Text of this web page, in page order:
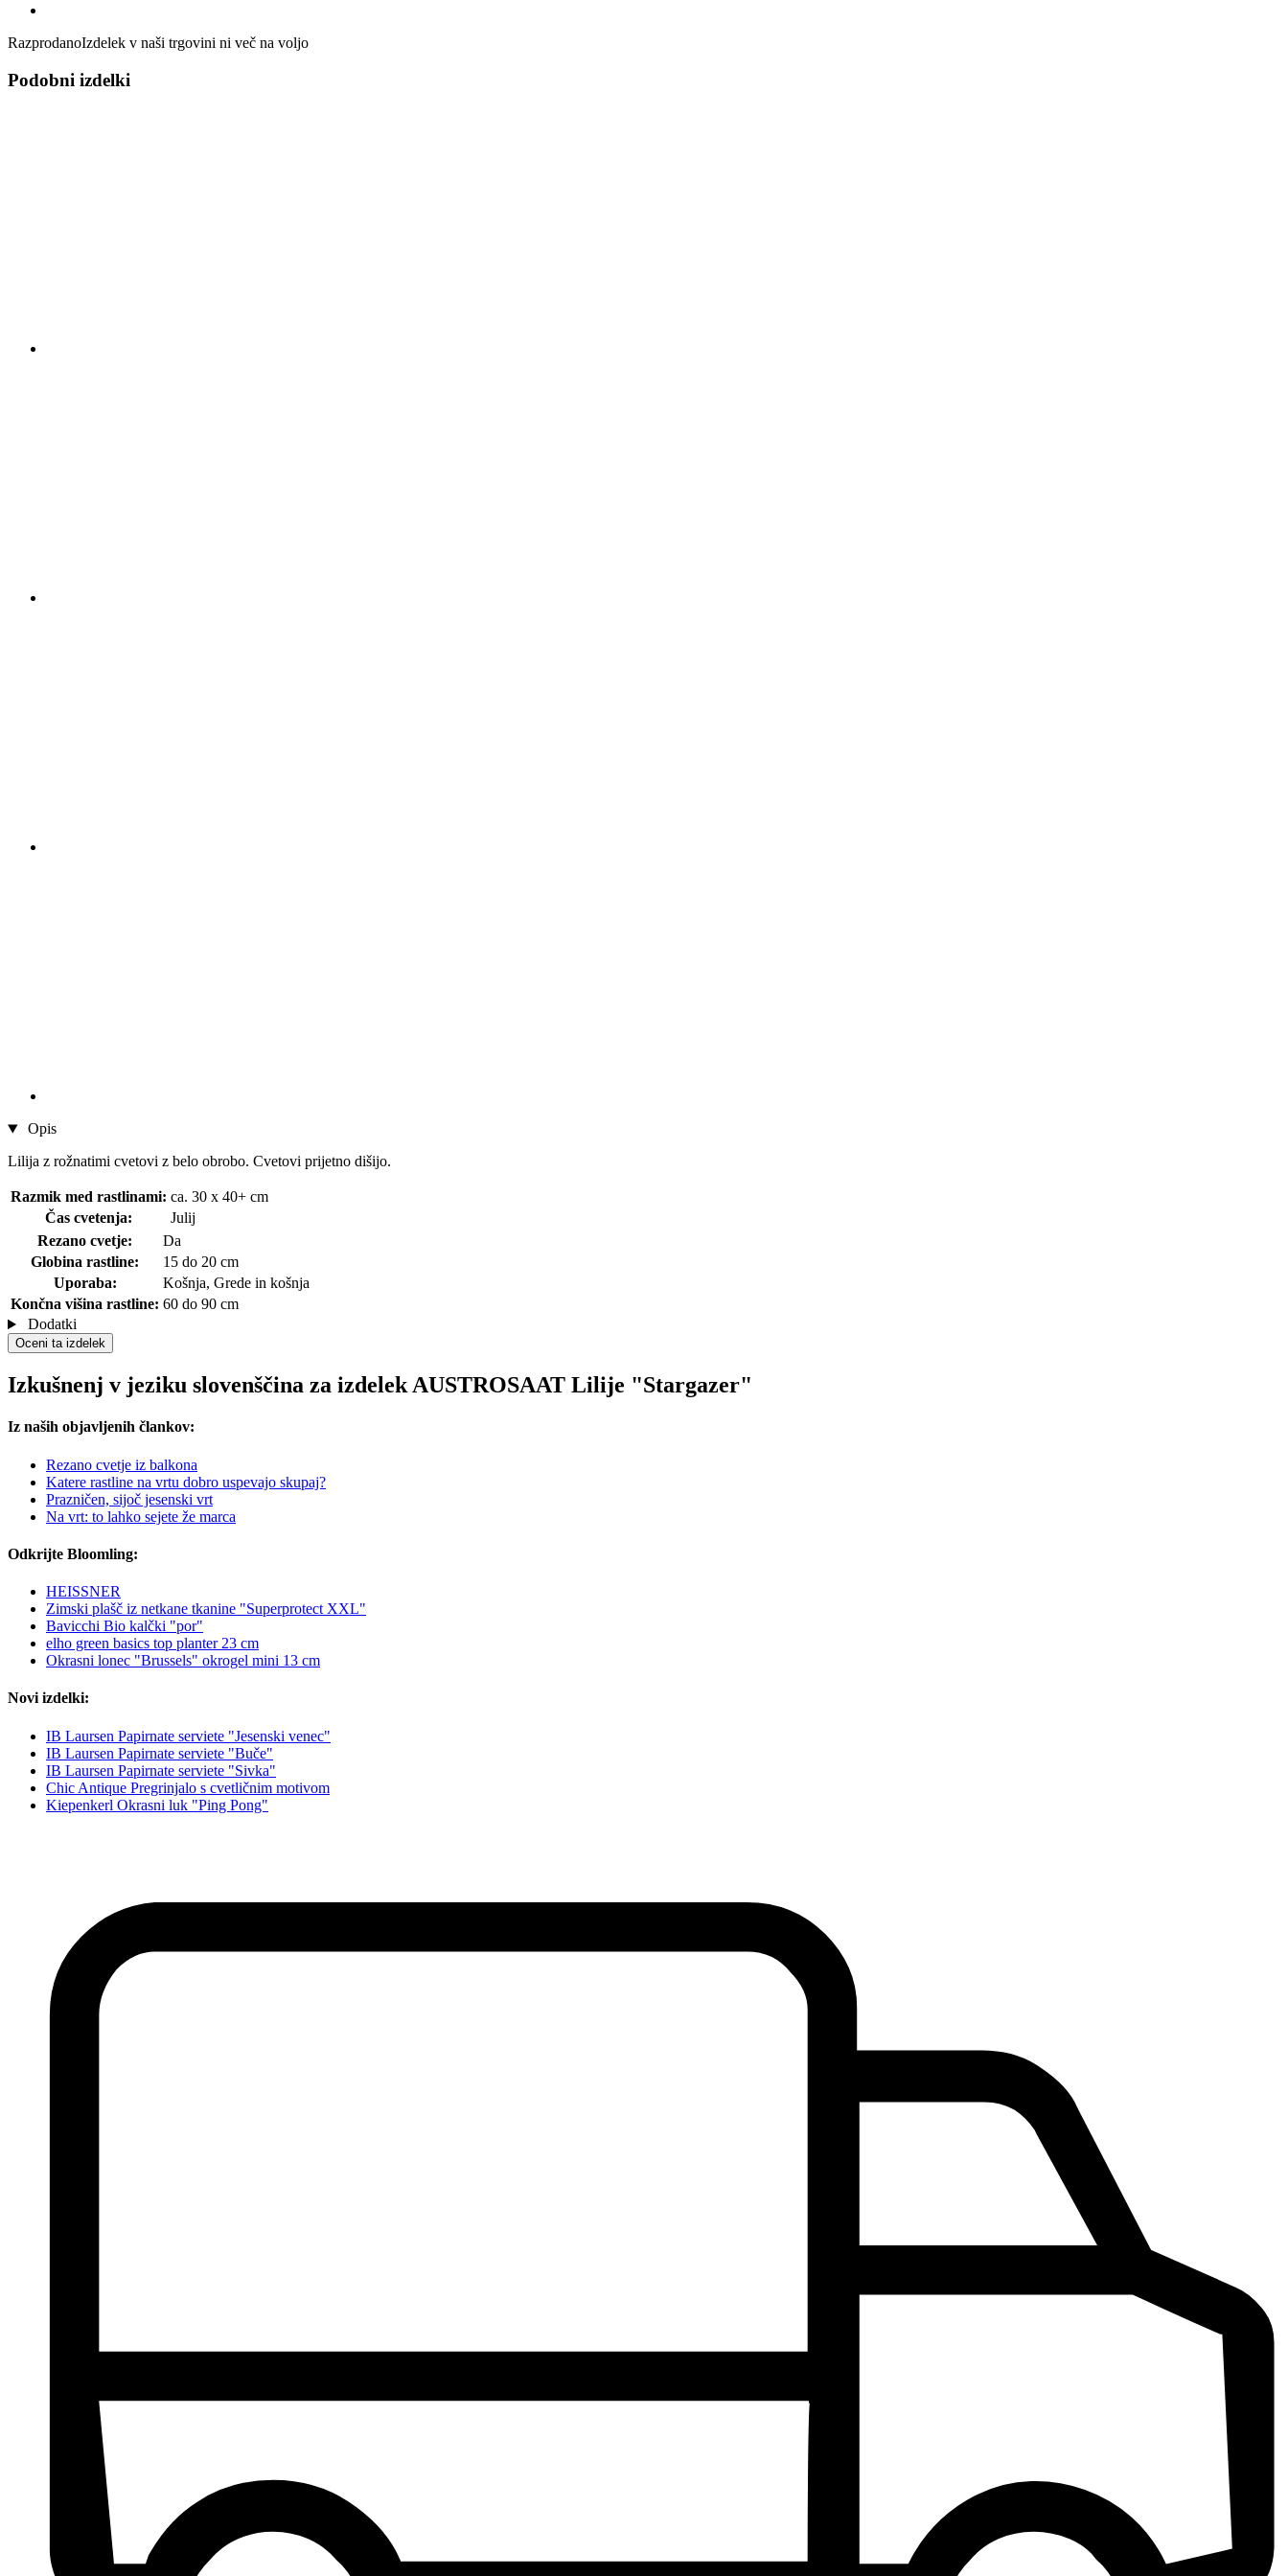
RazprodanoIzdelek v naši trgovini ni več na voljo
Podobni izdelki
Opis
Lilija z rožnatimi cvetovi z belo obrobo. Cvetovi prijetno dišijo.
Razmik med rastlinami: ca. 30 x 40+ cm
Čas cvetenja:
Julij
Rezano cvetje:
Da
Globina rastline:
15 do 20 cm
Uporaba:
Košnja, Grede in košnja
Končna višina rastline: 60 do 90 cm
Dodatki
Oceni ta izdelek
Izkušnenj v jeziku slovenščina za izdelek AUSTROSAAT Lilije "Stargazer"
Iz naših objavljenih člankov:
Rezano cvetje iz balkona
Katere rastline na vrtu dobro uspevajo skupaj?
Prazničen, sijoč jesenski vrt
Na vrt: to lahko sejete že marca
Odkrijte Bloomling:
HEISSNER
Zimski plašč iz netkane tkanine "Superprotect XXL"
Bavicchi Bio kalčki "por"
elho green basics top planter 23 cm
Okrasni lonec "Brussels" okrogel mini 13 cm
Novi izdelki:
IB Laursen Papirnate serviete "Jesenski venec"
IB Laursen Papirnate serviete "Buče"
IB Laursen Papirnate serviete "Sivka"
Chic Antique Pregrinjalo s cvetličnim motivom
Kiepenkerl Okrasni luk "Ping Pong"